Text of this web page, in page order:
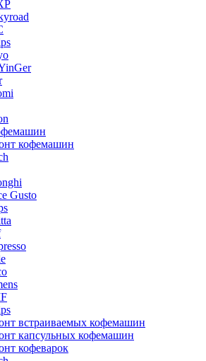
кофемашин
Gusto
встраиваемых кофемашин
капсульных кофемашин
кофеварок